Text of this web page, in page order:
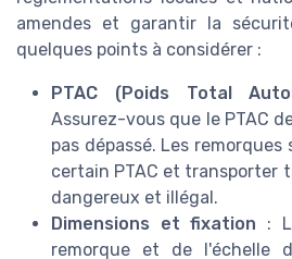
amendes et garantir la
quelques points à considérer :
PTAC (Poids Total
Assurez-vous que le PTAC
pas dépassé. Les
certain PTAC et transporter
dangereux et illégal.
Dimensions et fixation :
remorque et de l'échelle